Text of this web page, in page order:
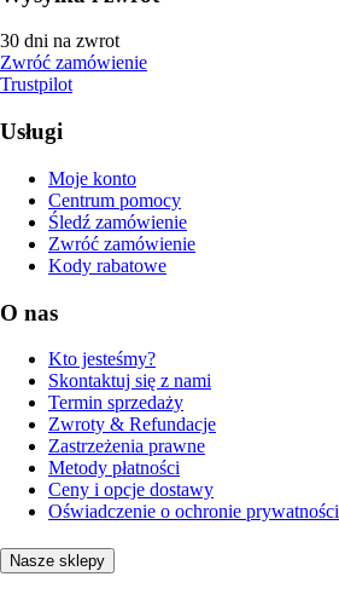
30 dni na zwrot
Zwróć zamówienie
Trustpilot
Usługi
Moje konto
Centrum pomocy
Śledź zamówienie
Zwróć zamówienie
Kody rabatowe
O nas
Kto jesteśmy?
Skontaktuj się z nami
Termin sprzedaży
Zwroty & Refundacje
Zastrzeżenia prawne
Metody płatności
Ceny i opcje dostawy
Oświadczenie o ochronie prywatności
Nasze sklepy